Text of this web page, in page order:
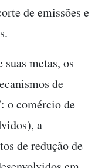
de emissões e
metas, os
de
o comércio de
a
de redução de